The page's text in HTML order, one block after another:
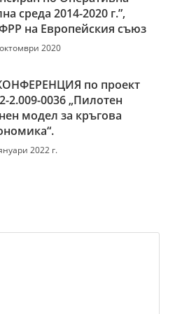
среда ‎2014-2020 г.”,
на Европейския съюз
2020
по проект
2.‎009-0036 „Пилотен
модел за кръгова
2022 г.